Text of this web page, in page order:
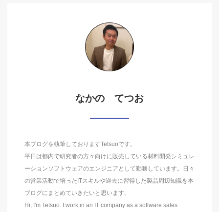
なかの てつお
本ブログを執筆しておりますTetsuoです。
平日は都内で研究者の方々向けに販売している材料開発シミュレ
ーションソフトウェアのエンジニアとして勤務しています。日々
の営業活動で培ったITスキルや過去に習得した製品周辺知識を本
ブログにまとめていきたいと思います。
Hi, I'm Tetsuo. I work in an IT company as a software sales